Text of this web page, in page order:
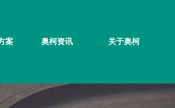
案 奥柯资讯 关于奥柯